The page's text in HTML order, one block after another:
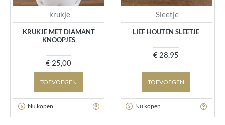
krukje
KRUKJE MET DIAMANT
KNOOPJES
€ 25,00
TOEVOEGEN
Nu kopen
Sleetje
LIEF HOUTEN SLEETJE
€ 28,95
TOEVOEGEN
Nu kopen